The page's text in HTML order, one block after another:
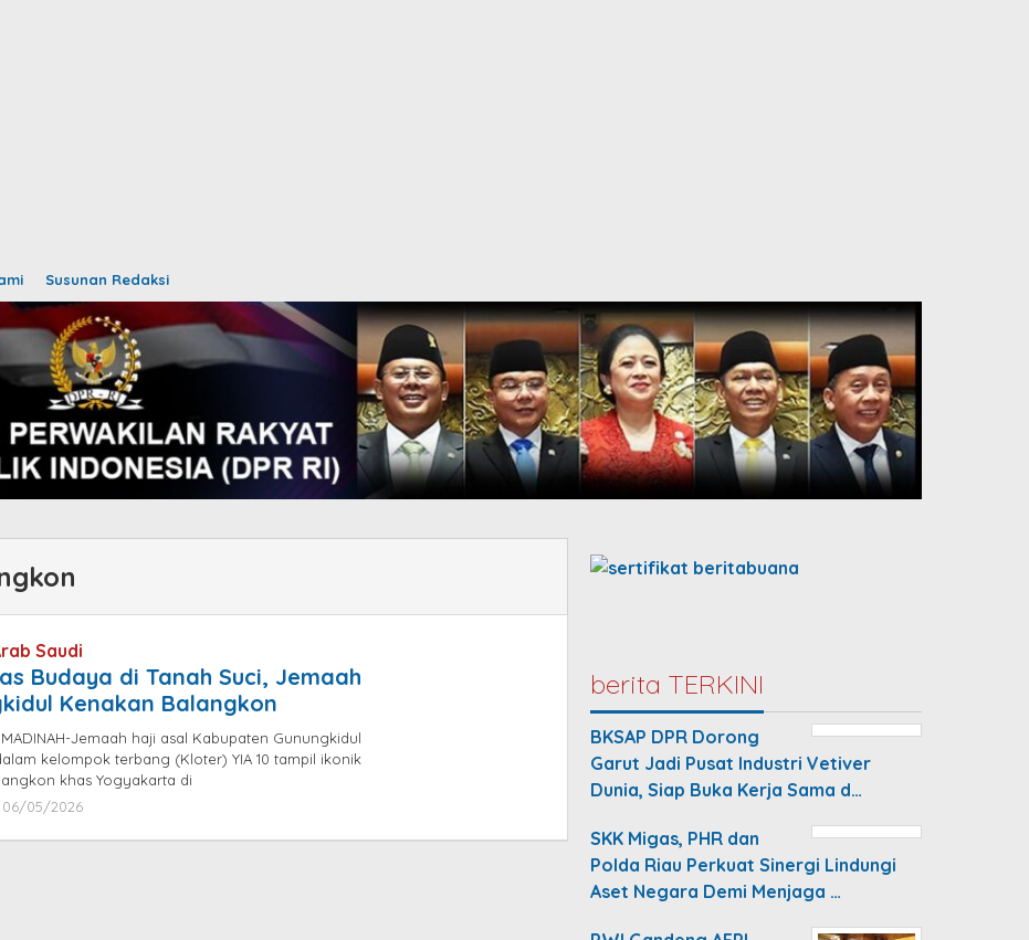
Susunan Redaksi
Saudi
Budaya di Tanah Suci, Jemaah
Kenakan Balangkon
MADINAH-Jemaah haji asal Kabupaten Gunungkidul
kelompok terbang (Kloter) YIA 10 tampil ikonik
khas Yogyakarta di
06/05/2026
berita TERKINI
BKSAP DPR Dorong
Garut Jadi Pusat Industri Vetiver
Dunia, Siap Buka Kerja Sama d…
SKK Migas, PHR dan
Polda Riau Perkuat Sinergi Lindungi
Aset Negara Demi Menjaga …